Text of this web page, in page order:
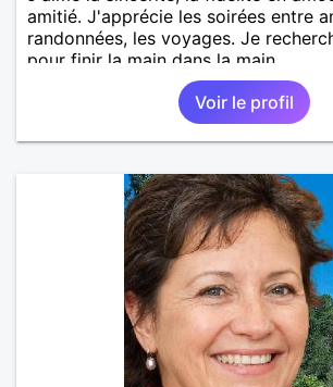
amitié. J'apprécie les soirées entre
randonnées, les voyages. Je
pour finir la main dans la main.
Voir le profil